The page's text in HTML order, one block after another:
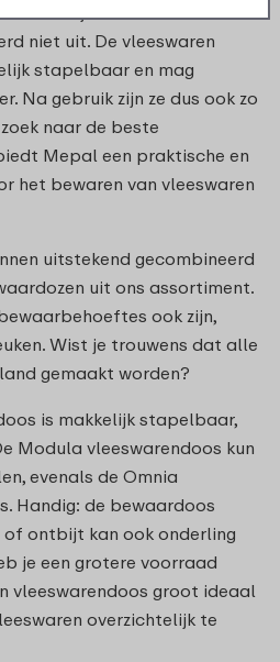
vers blijft. Jouw favoriete
niet uit. De vleeswaren
stapelbaar en mag
Na gebruik zijn ze dus ook zo
naar de beste
Mepal een praktische en
het bewaren van vleeswaren
uitstekend gecombineerd
uit ons assortiment.
ook zijn,
Wist je trouwens dat alle
gemaakt worden?
is makkelijk stapelbaar,
Modula vleeswarendoos kun
evenals de Omnia
Handig: de bewaardoos
of ontbijt kan ook onderling
je een grotere voorraad
vleeswarendoos groot ideaal
overzichtelijk te